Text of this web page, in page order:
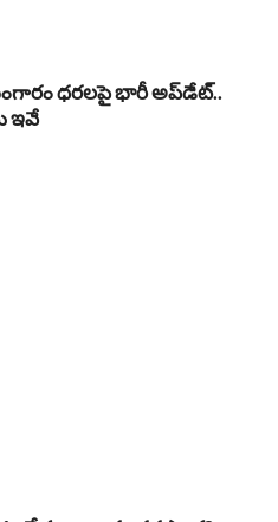
ధరలపై భారీ అప్‌డేట్..
ఇవే